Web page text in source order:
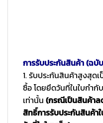
การรับประกันสินค้า (ฉบั
1. รับประกันสินค้าสูงสุด
ซื้อ โดยยึดวันที่ในใบกำกั
เท่านั้น (กรณีเป็นสินค้าล
สิทธิ์การรับประกันสินค้าใ